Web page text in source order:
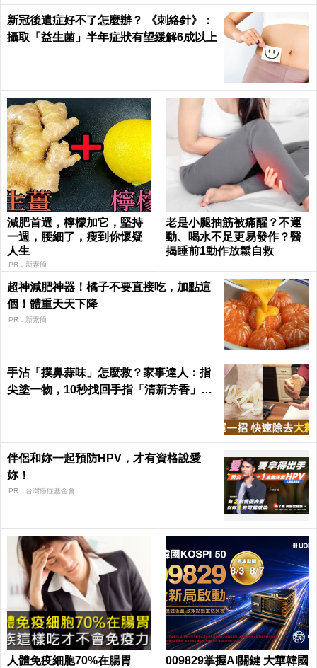
新冠後遺症好不了怎麼辦？ 《刺絡針》：
攝取「益生菌」半年症狀有望緩解6成以上
減肥首選，檸檬加它，堅持
一週，腰細了，瘦到你懷疑
人生
PR．新素簡
老是小腿抽筋被痛醒？不運
動、喝水不足更易發作？醫
揭睡前1動作放鬆自救
超神減肥神器！橘子不要直接吃，加點這
個！體重天天下降
PR．新素簡
手沾「撲鼻蒜味」怎麼救？家事達人：指
尖塗一物，10秒找回手指「清新芳香」｜
伴侶和妳一起預防HPV，才有資格說愛
妳！
PR．台灣癌症基金會
人體免疫細胞70%在腸胃
009829掌握AI關鍵 大華韓國